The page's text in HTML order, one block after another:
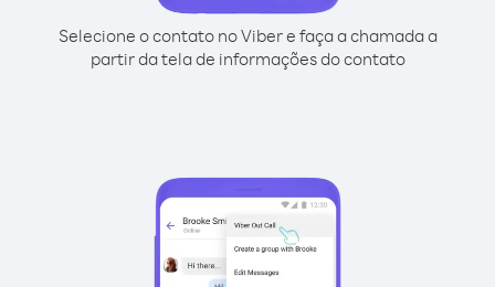
Selecione o contato no Viber e faça a chamada a
partir da tela de informações do contato